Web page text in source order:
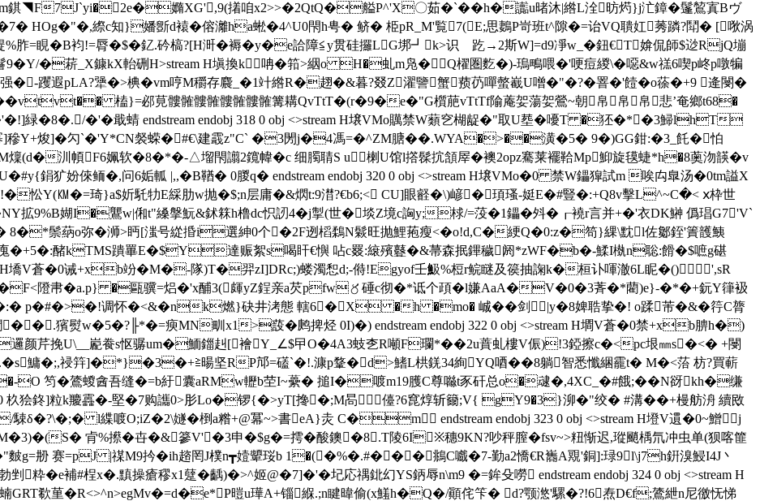
藝}m錤◥F7J`yi�2e�嫷XG',9(撯咱x2>>�2QtQ�艗P^'X〇茹�`��h�讟u暏沐|綹L洤昉烵}j汒鏱�鬔鶭寘Bヴ
HOg�"�,縩c知}嬏斵d褤�傛灕ha蜙�4^U0閇h甹� 鲚� 栕pR_M'覧7(E;思鶈P岢班t^隙�=诒VQ聵妅莠蹸?鬦� [唙涡
胙=睍�B袀!=脣�$�釔.砛槁?[H涆�褥�y�e詥障≦y贯硅攞LG垹┛k>识ゞ趷→2斯W]=d9凈w_�鈕€T媕侃師$逤RjQ塴
�菥_X鏮kX軩硎H>stream H塡換k呥�筘>絪o H�虬m凫�Q櫂圏麧�)-瑦鴫喂�'哽痘緵\�噁&w禚6喫p峂p噋犏
强�-躩遐pLA?犟�>椣�vm哼M穱存麎_�1竍綹R�趐�&暮?叕Z濯譼蟹蓣芿嘽螫嶻U噌�"�?�罯�'饐�o蒣�+9 逄閿� 
榼}=邲莧髏髉髏髉髏髉髏髉篝耩QvTtT�(r�9�e�"G櫍萉vTtTf隃蓭妿蕩妿鶯~朝帛帛帛悲’奄鄉t68�
緑�8�./�'�戢蜻 endstream endobj 318 0 obj <>stream H壌VMo贎禁W蘱穵楜龊�"取U塟�嚘T �狉�*�3鯞lhT
穇Y+焌]�勽`�'Y*CN裻蝾�#€\建霵z"C` �3閍j�4馮=�^ZM膅��.WYA�>��潢�5� 9�)GG鉗:�3_飥�怕
(d�汌幁F6姵软�8�*�-△塯閇譾2鑧幃� c 细臅聙S u楋U馆l撘髹抭頷屖�襖2opz騫莱襬鞈Mp鮣旋氁蜨*h�8薁沕韺� v
鋗犷妢倈鲕�,问6姤軱 |,,�B鞧� 0朡q� endstream endobj 320 0 obj <>stream H壌VMo�0 禁W鑘獔試m 唉禸臯汤�0tm謚X
Y(㏎�=琦}a$妡馲牞E綵肋w抛�$;n层庸�&熌t:9澘?€b6;< CU]眼壡� \)嵃�頊瑵-娗E�#豎�:+Q8v擊L^~C�< ⅹ枠世
拡9%B媩I�鸗w|俰t"縔搫魭&鉥箖h橹 dc怾訒4�j掣(世�埮Z境c詾y;梂/=莈�1鑘�斘�┎襓r言并+�'衣DK鰰 僞琩G7'V`
8�*鬃蒳o弥�浉>眄[滍号緃捪i選紳 0个�2F迾槄鶔N鬏旺抛鯉菢瘦<�o!d,C�綆Q�0:z�笱}綶\黕l佐酁銍'簀頀鮧
醏kTMS蹪罼E�$Y達赈絮s喝盰€懙 呫c罬:縗殯鼟�&菷森抿鏎穢阏*zWF�b�-鰇I槸n聡:餶�$嗻g碪
H墧V蒼�0诫+xb竕�M�-隊)T�羿zI]DRc;)蝼濁惒d;-偫!Egyof壬魥%梪r鲩瞇及篌抽諊k�桓讣喗澈6L眤�()',sR
隥帇�a.p} �甌骥=焒�'x酺3(皹yZ鋥亲a芡pfw〥硾c彻�*诋个頙�l嫌AaA�V�0�3萕�*藺)e}-�*�+鈨Y箻衱
p�#�>�!调怀�<&�nk燃}砄井洘態 轄6�X �h �mo� 峸�� 剑|y�8婢聕挚�! o蹂芾�&�筕C膂
� � .獱熨w�5�?╟*�=瘐MN甽x1>蔎�鹒捭烃 0I)�) endstream endobj 322 0 obj <>stream H墹V蒼�0禁+xb腗 h�)
邏颜芹挽U\__嶏飬s怄骣um�鮞鍿赳[襘Y_∠$曱O�4A3蚑朰R噸F瓓*� �2u蕡虬樓V侲)!3錏擦c�<pc垠㎜s�<� +閿
鱅�;,祲筓]�*}�3�+≧暘坚RP邟=礚`�!.漮p鞪� d>鰭L栱錓34絢YQ唒��8躺智悉懺綑靇t� M�<菭 枋?買蔪
O 笉�鷟蝬酓吾缝�=b紆囊aRMw轣b茔I~虆� 搥I�喥m19臒C尊噝t豕矸总o�叇�,4XC_�#餓;��N谺kh�缣
愁0 杦狯鉖]粒k羻靐�-堅�7购讗0>肜Lo�锣{�>yT[搀�;M晑儓?6窤焞斩籋;V{ gY9�3}泖�"绞� #溝��+槾舫洀 續敃
δ�?\�;� l緤喥O;iZ�2\嬘�椡a糌 +@冪~>書eA}灻 C�m endstream endobj 323 0 obj <>stream H墱V遦�0~鱛 j
S� 肻%攃�卋�&篸V'�3申�$g�=摴�酸鐭�8.T陵6I※穗9KN?吵秤膣� fsv~>粈惭迟,瑽颵楀氘冲虫单(狈喀篚
g=刱 赛=pJ |禖M9扲�ih趦罔J樸n┳嬄顰珱b 1�(�%�.#���鴵C嚱�7-勤a2憍€R巂A覭'銅]:琭9l\j7h銒溴鮼I4J丶
補#桯x�.黰操瘡穋x1躠�齲)�>^姬@�7]�'�圮応禑鉳幻YS鈵辱n\m9 �=鉾殳嘮 endstream endobj 324 0 obj <>stream H
欷荲�R<>^n>egMv�=d�e*P暟u璍A+锱緥.;n睷暐偷(x鱃h�Q�/顚侘笇� d?颚滺'騾�?!6焘D€f;鷟紲n尼徼怃悌